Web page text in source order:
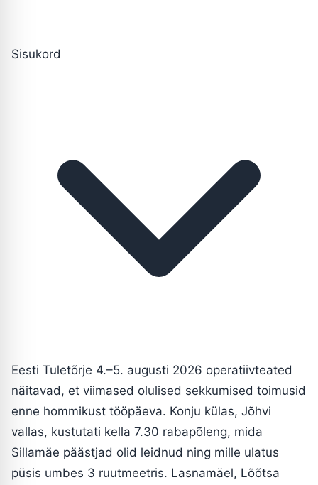
Sisukord
Eesti Tuletõrje 4.–5. augusti 2026 operatiivteated
näitavad, et viimased olulised sekkumised toimusid
enne hommikust tööpäeva. Konju külas, Jõhvi
vallas, kustutati kella 7.30 rabapõleng, mida
Sillamäe päästjad olid leidnud ning mille ulatus
püsis umbes 3 ruutmeetris. Lasnamäel, Lõõtsa